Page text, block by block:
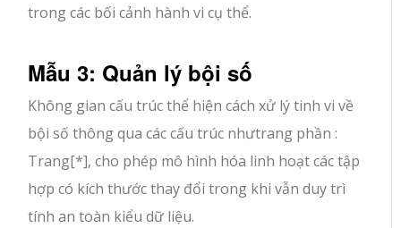
trong các bối cảnh hành vi cụ thể.
Mẫu 3: Quản lý bội số
Không gian cấu trúc thể hiện cách xử lý tinh vi về
bội số thông qua các cấu trúc nhưtrang phần :
Trang[*], cho phép mô hình hóa linh hoạt các tập
hợp có kích thước thay đổi trong khi vẫn duy trì
tính an toàn kiểu dữ liệu.